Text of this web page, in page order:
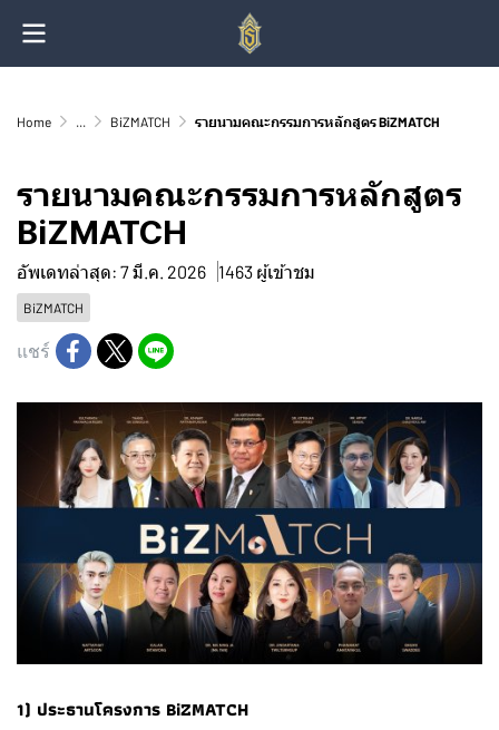
Home ... BiZMATCH รายนามคณะกรรมการหลักสูตร BiZMATCH
รายนามคณะกรรมการหลักสูตร
BiZMATCH
อัพเดทล่าสุด: 7 มี.ค. 2026 1463 ผู้เข้าชม
BiZMATCH
แชร์
1) ประธานโครงการ BiZMATCH